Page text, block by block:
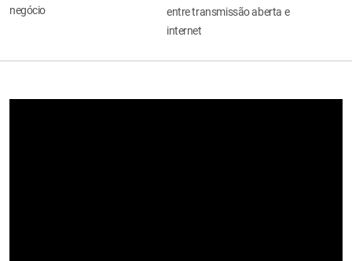
negócio
entre transmissão aberta e
internet